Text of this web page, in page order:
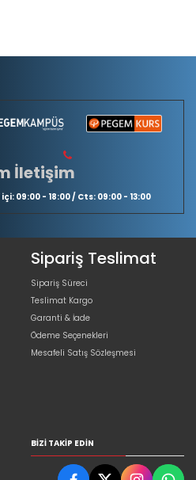
İletişim
09:00 - 18:00 / Cts: 09:00 - 13:00
Sipariş Teslimat
Sipariş Süreci
Teslimat Kargo
Garanti & İade
Ödeme Seçenekleri
Mesafeli Satış Sözleşmesi
BIZI TAKIP EDIN